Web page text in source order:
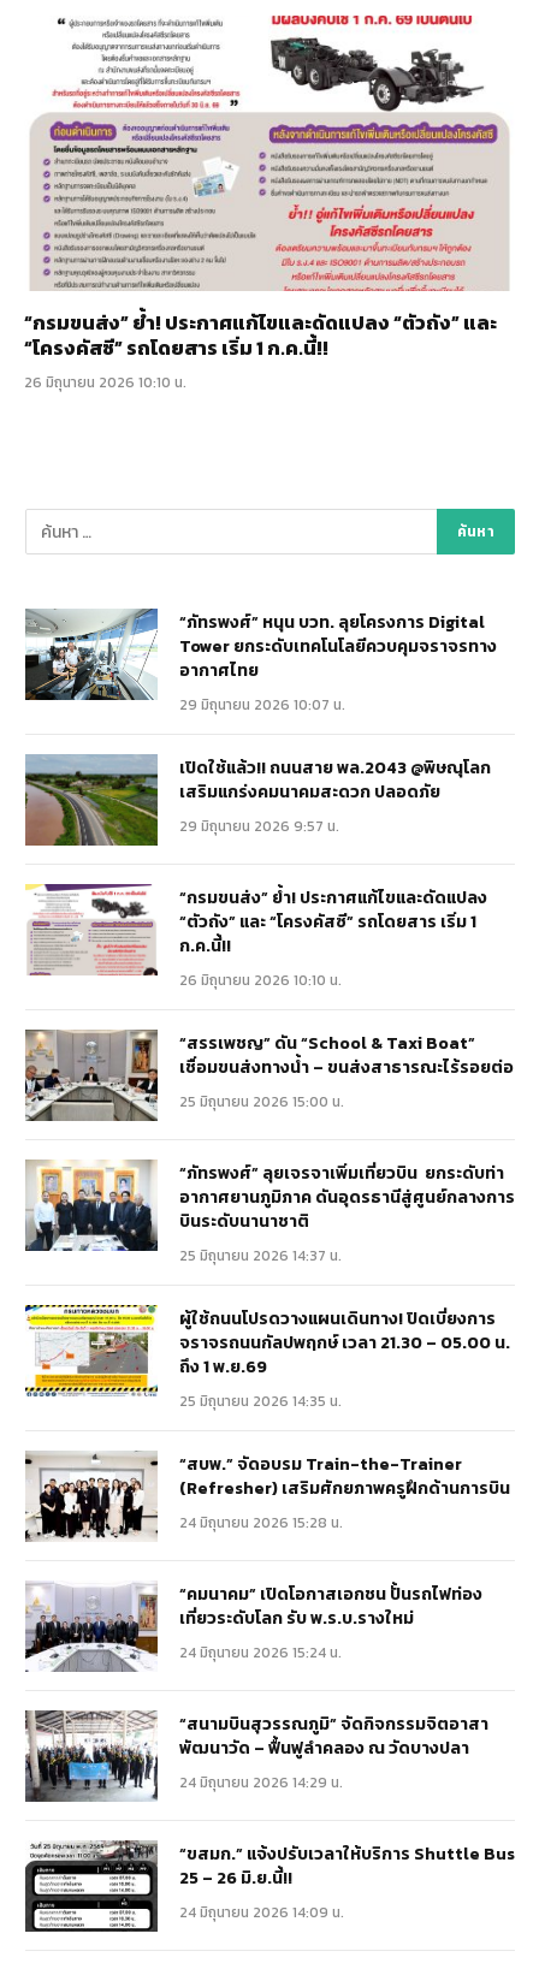
“กรมขนส่ง” ย้ำ! ประกาศแก้ไขและดัดแปลง “ตัวถัง” และ
“โครงคัสซี” รถโดยสาร เริ่ม 1 ก.ค.นี้!!
26 มิถุนายน 2026 10:10 น.
“ภัทรพงศ์” หนุน บวท. ลุยโครงการ Digital
Tower ยกระดับเทคโนโลยีควบคุมจราจรทาง
อากาศไทย
29 มิถุนายน 2026 10:07 น.
เปิดใช้แล้ว!! ถนนสาย พล.2043 @พิษณุโลก
เสริมแกร่งคมนาคมสะดวก ปลอดภัย
29 มิถุนายน 2026 9:57 น.
“กรมขนส่ง” ย้ำ! ประกาศแก้ไขและดัดแปลง
“ตัวถัง” และ “โครงคัสซี” รถโดยสาร เริ่ม 1
ก.ค.นี้!!
26 มิถุนายน 2026 10:10 น.
“สรรเพชญ” ดัน “School & Taxi Boat”
เชื่อมขนส่งทางน้ำ – ขนส่งสาธารณะไร้รอยต่อ
25 มิถุนายน 2026 15:00 น.
“ภัทรพงศ์” ลุยเจรจาเพิ่มเที่ยวบิน ยกระดับท่า
อากาศยานภูมิภาค ดันอุดรธานีสู่ศูนย์กลางการ
บินระดับนานาชาติ
25 มิถุนายน 2026 14:37 น.
ผู้ใช้ถนนโปรดวางแผนเดินทาง! ปิดเบี่ยงการ
จราจรถนนกัลปพฤกษ์ เวลา 21.30 – 05.00 น.
ถึง 1 พ.ย.69
25 มิถุนายน 2026 14:35 น.
“สบพ.” จัดอบรม Train-the-Trainer
(Refresher) เสริมศักยภาพครูฝึกด้านการบิน
24 มิถุนายน 2026 15:28 น.
“คมนาคม” เปิดโอกาสเอกชน ปั้นรถไฟท่อง
เที่ยวระดับโลก รับ พ.ร.บ.รางใหม่
24 มิถุนายน 2026 15:24 น.
“สนามบินสุวรรณภูมิ” จัดกิจกรรมจิตอาสา
พัฒนาวัด – ฟื้นฟูลำคลอง ณ วัดบางปลา
24 มิถุนายน 2026 14:29 น.
“ขสมก.” แจ้งปรับเวลาให้บริการ Shuttle Bus
25 – 26 มิ.ย.นี้!!
24 มิถุนายน 2026 14:09 น.